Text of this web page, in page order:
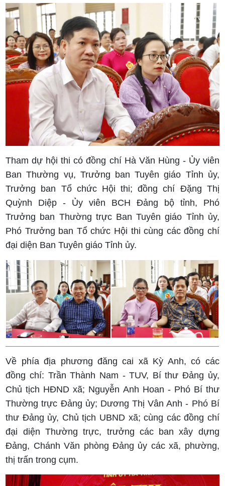
Tham dự hội thi có đồng chí Hà Văn Hùng - Ủy viên
Ban Thường vụ, Trưởng ban Tuyên giáo Tỉnh ủy,
Trưởng ban Tổ chức Hội thi; đồng chí Đặng Thị
Quỳnh Diệp - Ủy viên BCH Đảng bộ tỉnh, Phó
Trưởng ban Thường trực Ban Tuyên giáo Tỉnh ủy,
Phó Trưởng ban Tổ chức Hội thi cùng các đồng chí
đại diện Ban Tuyên giáo Tỉnh ủy.
Về phía địa phương đăng cai xã Kỳ Anh, có các
đồng chí: Trần Thành Nam - TUV, Bí thư Đảng ủy,
Chủ tịch HĐND xã; Nguyễn Anh Hoan - Phó Bí thư
Thường trực Đảng ủy; Dương Thị Vân Anh - Phó Bí
thư Đảng ủy, Chủ tịch UBND xã; cùng các đồng chí
đại diện Thường trực, trưởng các ban xây dựng
Đảng, Chánh Văn phòng Đảng ủy các xã, phường,
thị trấn trong cụm.